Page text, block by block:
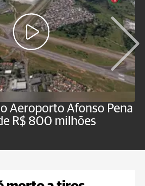
Aeroporto Afonso Pena
R$ 800 milhões